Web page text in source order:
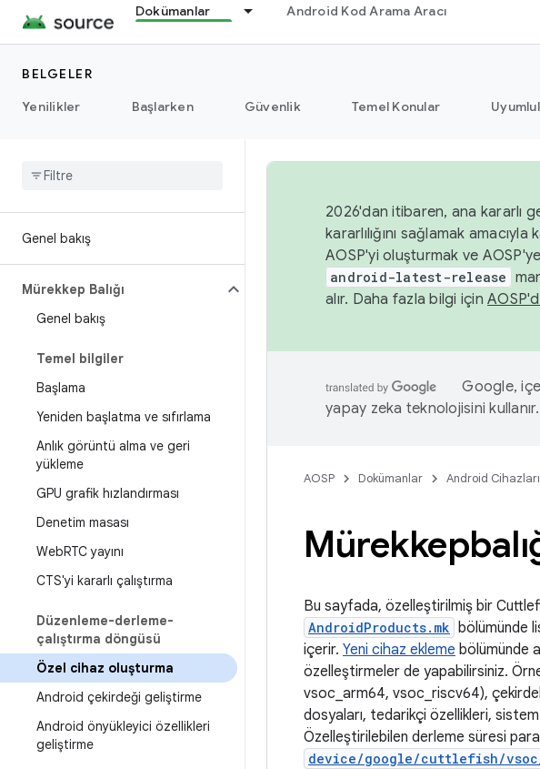
Dokümanlar Android Kod Arama Aracı
BELGELER
Yenilikler
Başlarken Güvenlik Temel Konular
Genel bakış
Mürekkep Balığı
Genel bakış
Temel bilgiler
Başlama
Yeniden başlatma ve sıfırlama
Anlık görüntü alma ve geri
yükleme
GPU grafik hızlandırması
Denetim masası
WebRTC yayını
CTS'yi kararlı çalıştırma
Düzenleme-derleme-
çalıştırma döngüsü
Özel cihaz oluşturma
Android çekirdeği geliştirme
Android önyükleyici özellikleri
geliştirme
2026'dan itibaren, ana kararlı
kararlılığını sağlamak
AOSP'yi oluşturmak ve
android-latest-release
alır. Daha fazla bilgi için
Google,
yapay zeka teknolojisini
AOSP Dokümanlar Android Cihazları
Bu sayfada, özelleştirilmiş bir
AndroidProducts.mk bölümünde
içerir. Yeni cihaz ekleme bölümünde
özelleştirmeler de yapabilirsiniz.
vsoc_arm64, vsoc_riscv64),
dosyaları, tedarikçi özellikleri,
Özelleştirilebilen derleme süresi
device/google/cuttlefish/